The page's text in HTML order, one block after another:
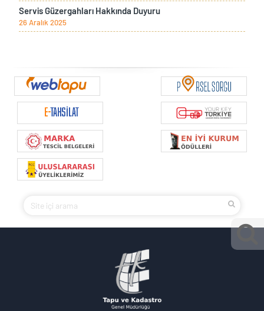
Servis Güzergahları Hakkında Duyuru
26 Aralık 2025